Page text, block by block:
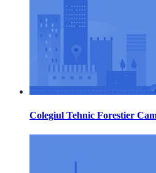
Colegiul Tehnic Forestier